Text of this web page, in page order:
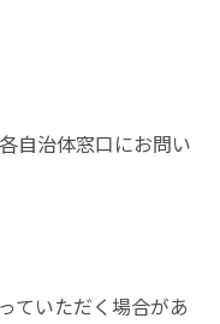
自治体窓口にお問い
ていただく場合があ